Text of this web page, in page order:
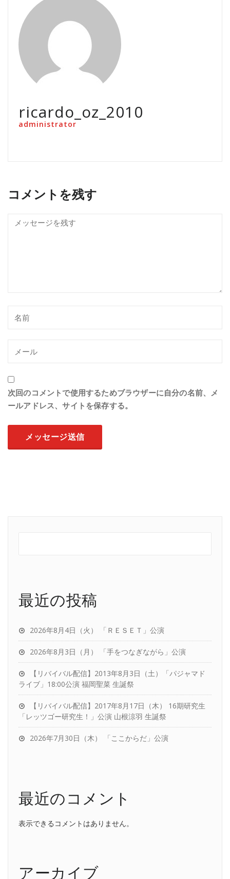
ricardo_oz_2010
administrator
コメントを残す
次回のコメントで使用するためブラウザーに自分の名前、メ
ールアドレス、サイトを保存する。
最近の投稿
2026年8月4日（火） 「ＲＥＳＥＴ」公演
2026年8月3日（月） 「手をつなぎながら」公演
【リバイバル配信】2013年8月3日（土）「パジャマド
ライブ」18:00公演 福岡聖菜 生誕祭
【リバイバル配信】2017年8月17日（木） 16期研究生
「レッツゴー研究生！」公演 山根涼羽 生誕祭
2026年7月30日（木） 「ここからだ」公演
最近のコメント
表示できるコメントはありません。
アーカイブ